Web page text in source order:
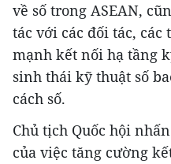
về số trong ASEAN,
tác với các đối tác, các
mạnh kết nối hạ tầng
sinh thái kỹ thuật số
cách số.
Chủ tịch Quốc hội
của việc tăng cường